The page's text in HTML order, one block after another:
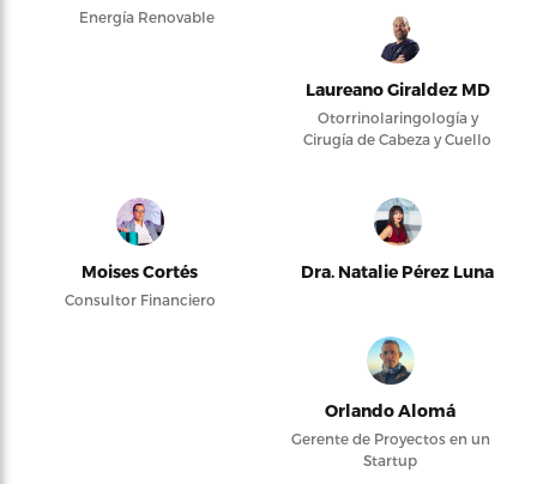
Energía Renovable
Laureano Giraldez MD
Otorrinolaringología y
Cirugía de Cabeza y Cuello
Moises Cortés
Consultor Financiero
Dra. Natalie Pérez Luna
Orlando Alomá
Gerente de Proyectos en un
Startup